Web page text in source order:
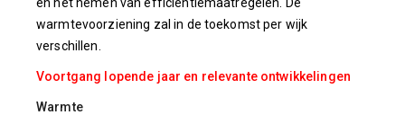
warmtevoorziening zal in de toekomst per wijk
verschillen.
Voortgang lopende jaar en relevante ontwikkelingen
Warmte